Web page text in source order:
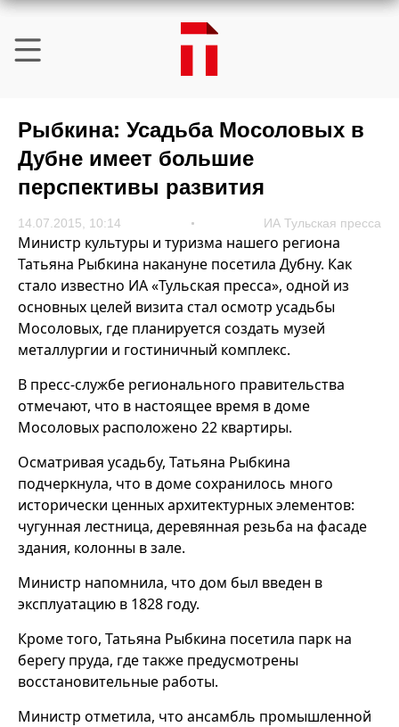
Рыбкина: Усадьба Мосоловых в
Дубне имеет большие
перспективы развития
14.07.2015, 10:14 ИА Тульская пресса
Министр культуры и туризма нашего региона
Татьяна Рыбкина накануне посетила Дубну. Как
стало известно ИА «Тульская пресса», одной из
основных целей визита стал осмотр усадьбы
Мосоловых, где планируется создать музей
металлургии и гостиничный комплекс.
В пресс-службе регионального правительства
отмечают, что в настоящее время в доме
Мосоловых расположено 22 квартиры.
Осматривая усадьбу, Татьяна Рыбкина
подчеркнула, что в доме сохранилось много
исторически ценных архитектурных элементов:
чугунная лестница, деревянная резьба на фасаде
здания, колонны в зале.
Министр напомнила, что дом был введен в
эксплуатацию в 1828 году.
Кроме того, Татьяна Рыбкина посетила парк на
берегу пруда, где также предусмотрены
восстановительные работы.
Министр отметила, что ансамбль промышленной